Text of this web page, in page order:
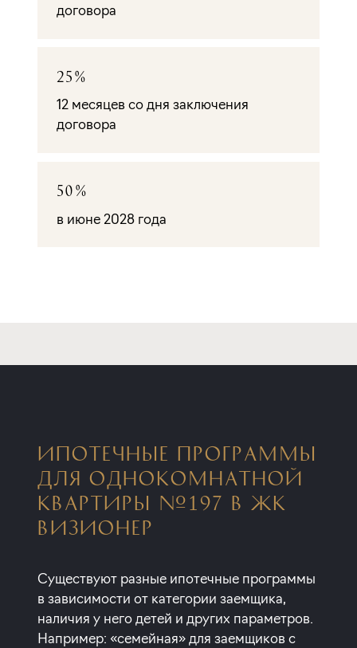
договора
25%
12 месяцев со дня заключения
договора
50%
в июне 2028 года
ИПОТЕЧНЫЕ ПРОГРАММЫ
ДЛЯ ОДНОКОМНАТНОЙ
КВАРТИРЫ №197 В ЖК
ВИЗИОНЕР
Существуют разные ипотечные программы
в зависимости от категории заемщика,
наличия у него детей и других параметров.
Например: «семейная» для заемщиков с